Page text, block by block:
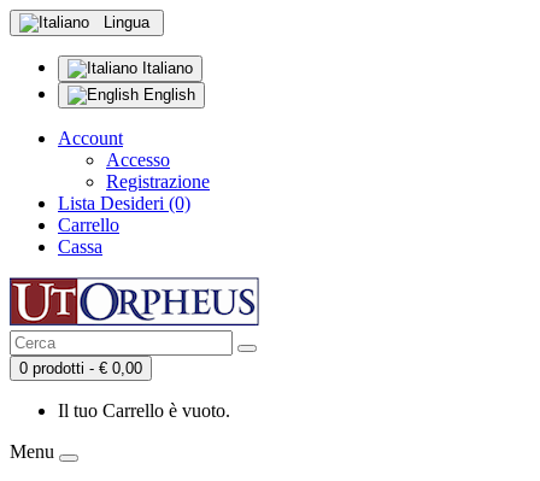
Lingua
Italiano
English
Account
Accesso
Registrazione
Lista Desideri (0)
Carrello
Cassa
0 prodotti - € 0,00
Il tuo Carrello è vuoto.
Menu